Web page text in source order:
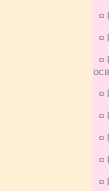
¤
¤
¤
¤
¤
¤
¤
¤